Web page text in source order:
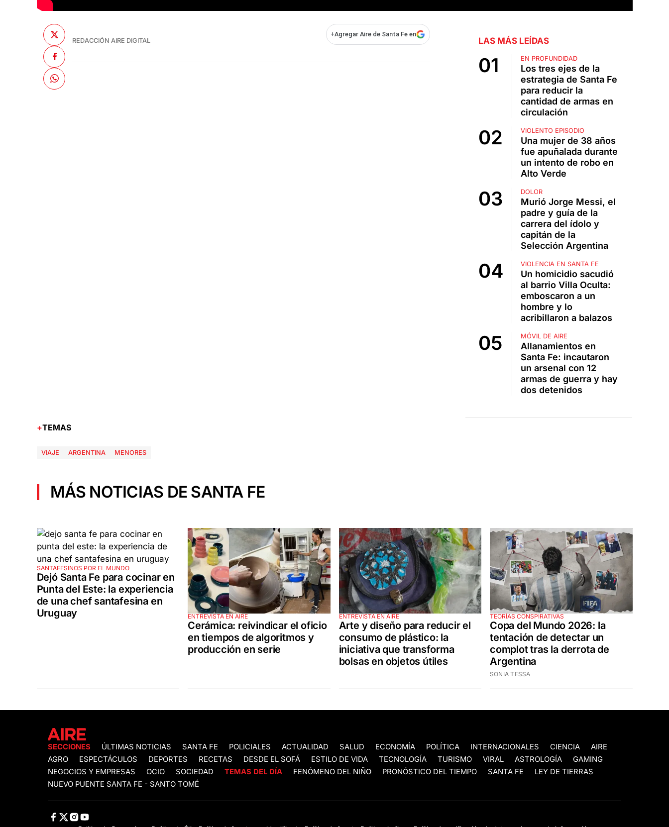
REDACCIÓN AIRE DIGITAL
+Agregar Aire de Santa Fe en
LAS MÁS LEÍDAS
EN PROFUNDIDAD
Los tres ejes de la
estrategia de Santa Fe
para reducir la
cantidad de armas en
circulación
VIOLENTO EPISODIO
Una mujer de 38 años
fue apuñalada durante
un intento de robo en
Alto Verde
DOLOR
Murió Jorge Messi, el
padre y guía de la
carrera del ídolo y
capitán de la
Selección Argentina
VIOLENCIA EN SANTA FE
Un homicidio sacudió
al barrio Villa Oculta:
emboscaron a un
hombre y lo
acribillaron a balazos
MÓVIL DE AIRE
Allanamientos en
Santa Fe: incautaron
un arsenal con 12
armas de guerra y hay
dos detenidos
TEMAS
VIAJE ARGENTINA MENORES
MÁS NOTICIAS DE SANTA FE
SANTAFESINOS POR EL MUNDO
Dejó Santa Fe para cocinar en
Punta del Este: la experiencia
de una chef santafesina en
Uruguay
ENTREVISTA EN AIRE
Cerámica: reivindicar el oficio
en tiempos de algoritmos y
producción en serie
ENTREVISTA EN AIRE
Arte y diseño para reducir el
consumo de plástico: la
iniciativa que transforma
bolsas en objetos útiles
TEORÍAS CONSPIRATIVAS
Copa del Mundo 2026: la
tentación de detectar un
complot tras la derrota de
Argentina
SONIA TESSA
SECCIONES ÚLTIMAS NOTICIAS SANTA FE POLICIALES ACTUALIDAD SALUD ECONOMÍA POLÍTICA INTERNACIONALES CIENCIA
AIRE
AGRO
ESPECTÁCULOS DEPORTES RECETAS DESDE EL SOFÁ ESTILO DE VIDA TECNOLOGÍA TURISMO VIRAL ASTROLOGÍA
GAMING
NEGOCIOS Y EMPRESAS
OCIO SOCIEDAD TEMAS DEL DÍA FENÓMENO DEL NIÑO PRONÓSTICO DEL TIEMPO SANTA FE
LEY DE TIERRAS
NUEVO PUENTE SANTA FE - SANTO TOMÉ